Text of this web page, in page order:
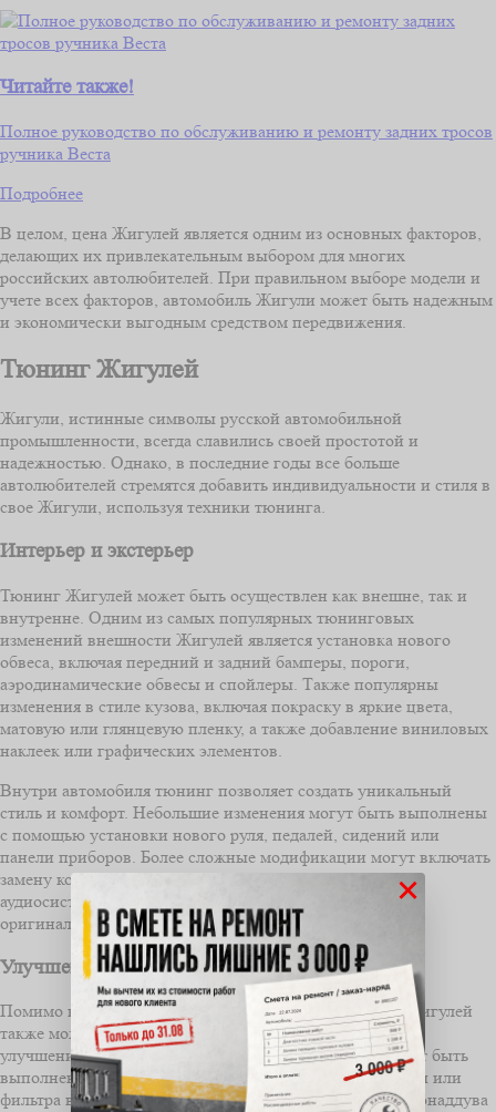
Читайте также!
Полное руководство по обслуживанию и ремонту задних тросов
ручника Веста
Подробнее
В целом, цена Жигулей является одним из основных факторов,
делающих их привлекательным выбором для многих
российских автолюбителей. При правильном выборе модели и
учете всех факторов, автомобиль Жигули может быть надежным
и экономически выгодным средством передвижения.
Тюнинг Жигулей
Жигули, истинные символы русской автомобильной
промышленности, всегда славились своей простотой и
надежностью. Однако, в последние годы все больше
автолюбителей стремятся добавить индивидуальности и стиля в
свое Жигули, используя техники тюнинга.
Интерьер и экстерьер
Тюнинг Жигулей может быть осуществлен как внешне, так и
внутренне. Одним из самых популярных тюнинговых
изменений внешности Жигулей является установка нового
обвеса, включая передний и задний бамперы, пороги,
аэродинамические обвесы и спойлеры. Также популярны
изменения в стиле кузова, включая покраску в яркие цвета,
матовую или глянцевую пленку, а также добавление виниловых
наклеек или графических элементов.
Внутри автомобиля тюнинг позволяет создать уникальный
стиль и комфорт. Небольшие изменения могут быть выполнены
с помощью установки нового руля, педалей, сидений или
панели приборов. Более сложные модификации могут включать
замену ковриков, обивки потолка, установку новой
аудиосистемы или даже полную перекройку салона в
оригинальном дизайне.
Улучшение производительности
Помимо внешних и внутренних изменений, тюнинг Жигулей
также может включать модификации, направленные на
улучшение производительности автомобиля. Это может быть
выполнено путем установки новой выхлопной системы или
фильтра воздуха, настройки двигателя, установки турбонаддува
×